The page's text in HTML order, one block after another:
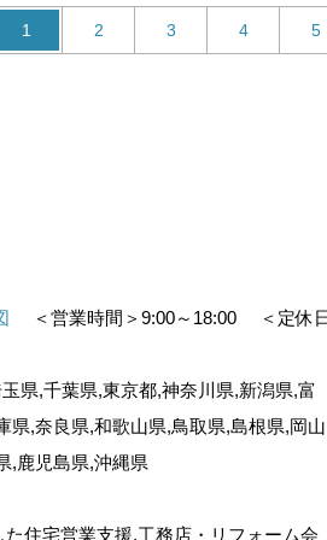
1 2 3 4 5
＜営業時間＞9:00～18:00
＜定休
県,千葉県,東京都,神奈川県,新潟県,富
県,奈良県,和歌山県,鳥取県,島根県,岡山
,鹿児島県,沖縄県
住宅営業支援,工務店・リフォーム会